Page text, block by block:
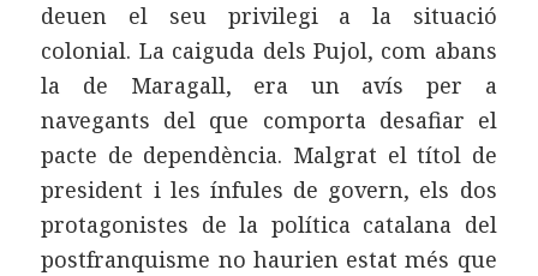
deuen el seu privilegi a la situació
colonial. La caiguda dels Pujol, com abans
la de Maragall, era un avís per a
navegants del que comporta desafiar el
pacte de dependència. Malgrat el títol de
president i les ínfules de govern, els dos
protagonistes de la política catalana del
postfranquisme no haurien estat més que